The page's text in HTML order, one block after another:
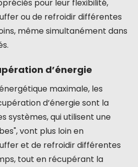
pour leur flexibilité,
ou de refroidir différentes
même simultanément dans
d’énergie
maximale, les
d’énergie sont la
systèmes, qui utilisent une
vont plus loin en
et de refroidir différentes
tout en récupérant la